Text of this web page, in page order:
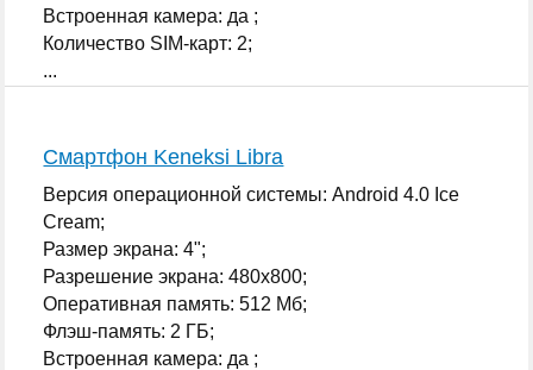
Встроенная камера: да ;
Количество SIM-карт: 2;
...
Смартфон Keneksi Libra
Версия операционной системы: Android 4.0 Ice
Cream;
Размер экрана: 4";
Разрешение экрана: 480x800;
Оперативная память: 512 Мб;
Флэш-память: 2 ГБ;
Встроенная камера: да ;